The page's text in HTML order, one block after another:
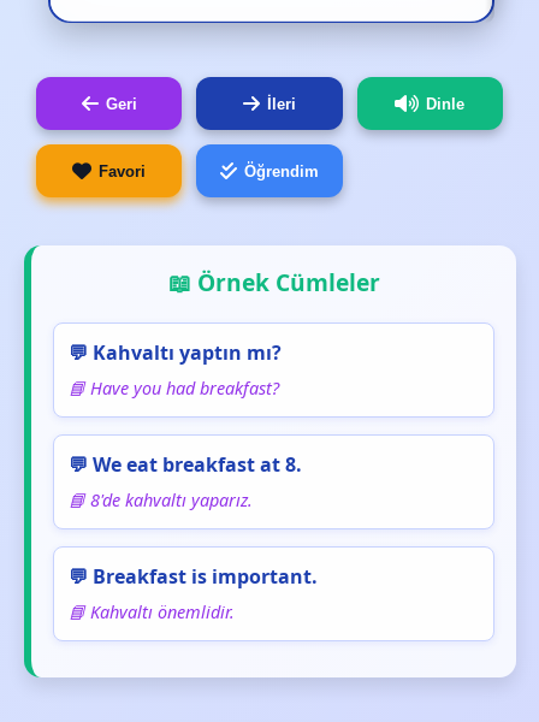
Geri İleri Dinle
Favori Öğrendim
📖 Örnek Cümleler
💬 Kahvaltı yaptın mı?
📘 Have you had breakfast?
💬 We eat breakfast at 8.
📘 8'de kahvaltı yaparız.
💬 Breakfast is important.
📘 Kahvaltı önemlidir.